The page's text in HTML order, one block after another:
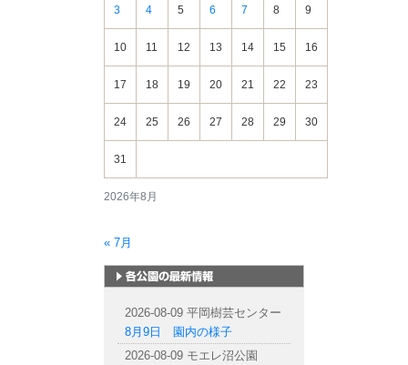
2026年8月
3 4 5 6 7 8 9
10 11 12 13 14 15 16
17 18 19 20 21 22 23
24 25 26 27 28 29 30
31
« 7月
2026-08-09 平岡樹芸センター
8月9日 園内の様子
2026-08-09 モエレ沼公園